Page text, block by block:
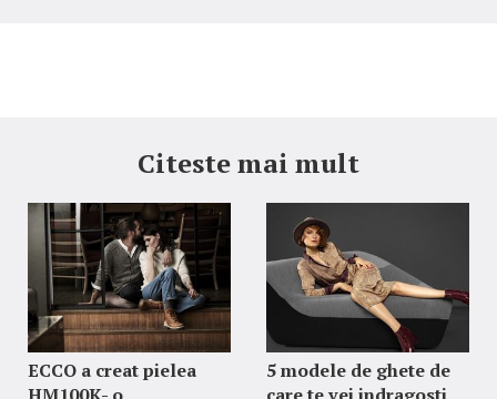
Citeste mai mult
ECCO a creat pielea
5 modele de ghete de